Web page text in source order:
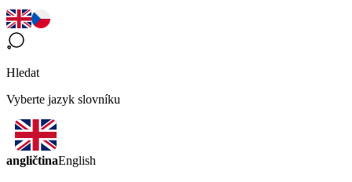
Hledat
Vyberte jazyk slovníku
angličtinaEnglish